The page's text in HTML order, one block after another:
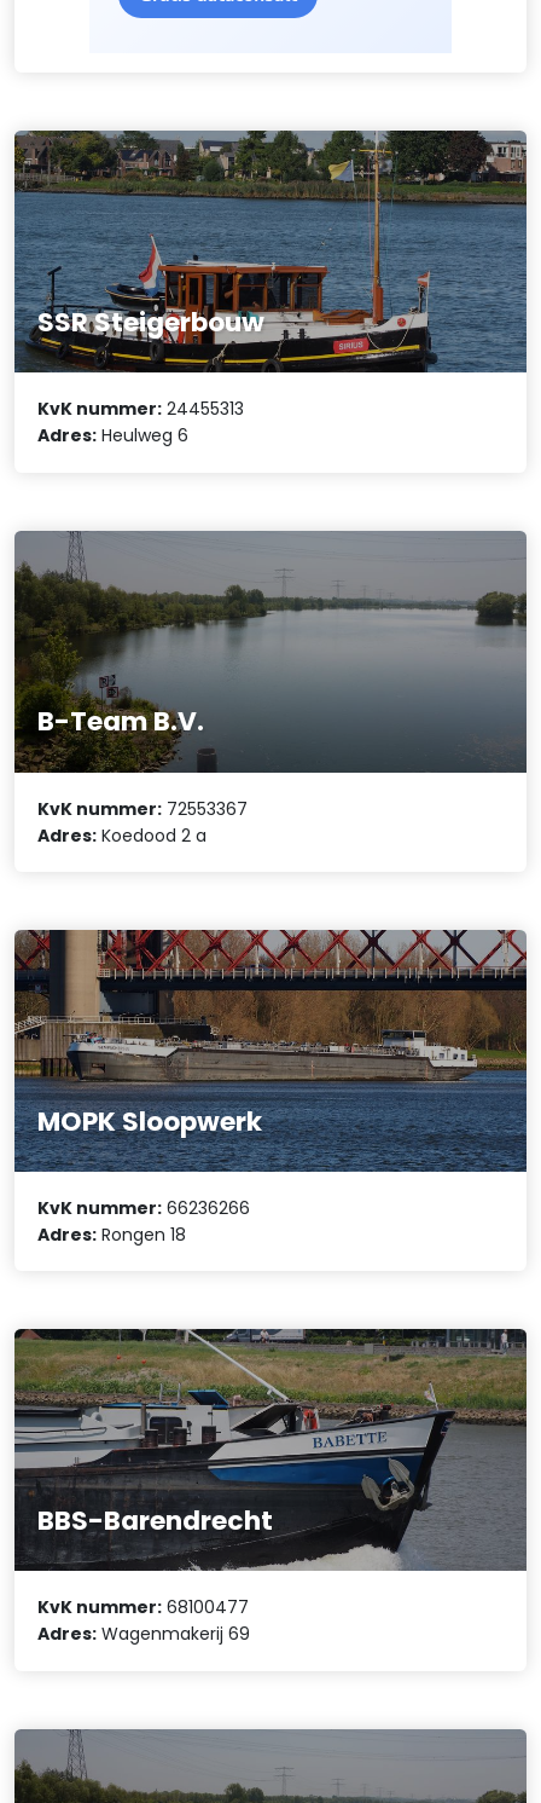
SSR Steigerbouw
KvK nummer: 24455313
Adres: Heulweg 6
B-Team B.V.
KvK nummer: 72553367
Adres: Koedood 2 a
MOPK Sloopwerk
KvK nummer: 66236266
Adres: Rongen 18
BBS-Barendrecht
KvK nummer: 68100477
Adres: Wagenmakerij 69